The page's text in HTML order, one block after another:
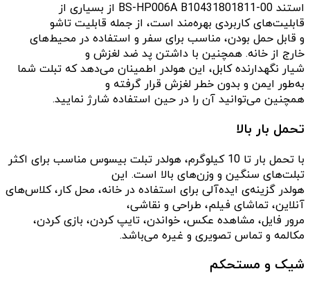
استند BS-HP006A B10431801811-00 از بسیاری از
قابلیت‌های کاربردی بهره‌مند است، از جمله قابلیت تاشو
و قابل حمل بودن، مناسب برای سفر و استفاده در محیط‌های
خارج از خانه. همچنین با داشتن پد ضد لغزش و
شیار نگهدارنده کابل، این هولدر اطمینان می‌دهد که تبلت شما
به‌طور ایمن و بدون خطر لغزش قرار گرفته و
همچنین می‌توانید آن را در حین استفاده شارژ نمایید.
تحمل بار بالا
با تحمل بار تا 10 کیلوگرم، هولدر تبلت بیسوس مناسب برای اکثر
تبلت‌های سنگین و وزن‌های بالا است. این
هولدر گزینه‌ی ایده‌آلی برای استفاده در خانه، محل کار، کلاس‌های
آنلاین، تماشای فیلم، طراحی و نقاشی،
مرور فایل، مشاهده عکس، خواندن، تایپ کردن، بازی کردن،
مکالمه و تماس تصویری و غیره می‌باشد.
شیک و مستحکم